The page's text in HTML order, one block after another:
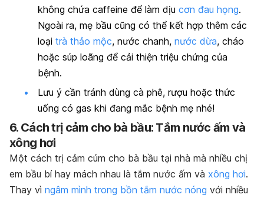
không chứa caffeine để làm dịu cơn đau họng.
Ngoài ra, mẹ bầu cũng có thể kết hợp thêm các
loại trà thảo mộc, nước chanh, nước dừa, cháo
hoặc súp loãng để cải thiện triệu chứng của
bệnh.
Lưu ý cần tránh dùng cà phê, rượu hoặc thức
uống có gas khi đang mắc bệnh mẹ nhé!
6. Cách trị cảm cho bà bầu: Tắm nước ấm và
xông hơi
Một cách trị cảm cúm cho bà bầu tại nhà mà nhiều chị
em bầu bí hay mách nhau là tắm nước ấm và xông hơi.
Thay vì ngâm mình trong bồn tắm nước nóng với nhiều